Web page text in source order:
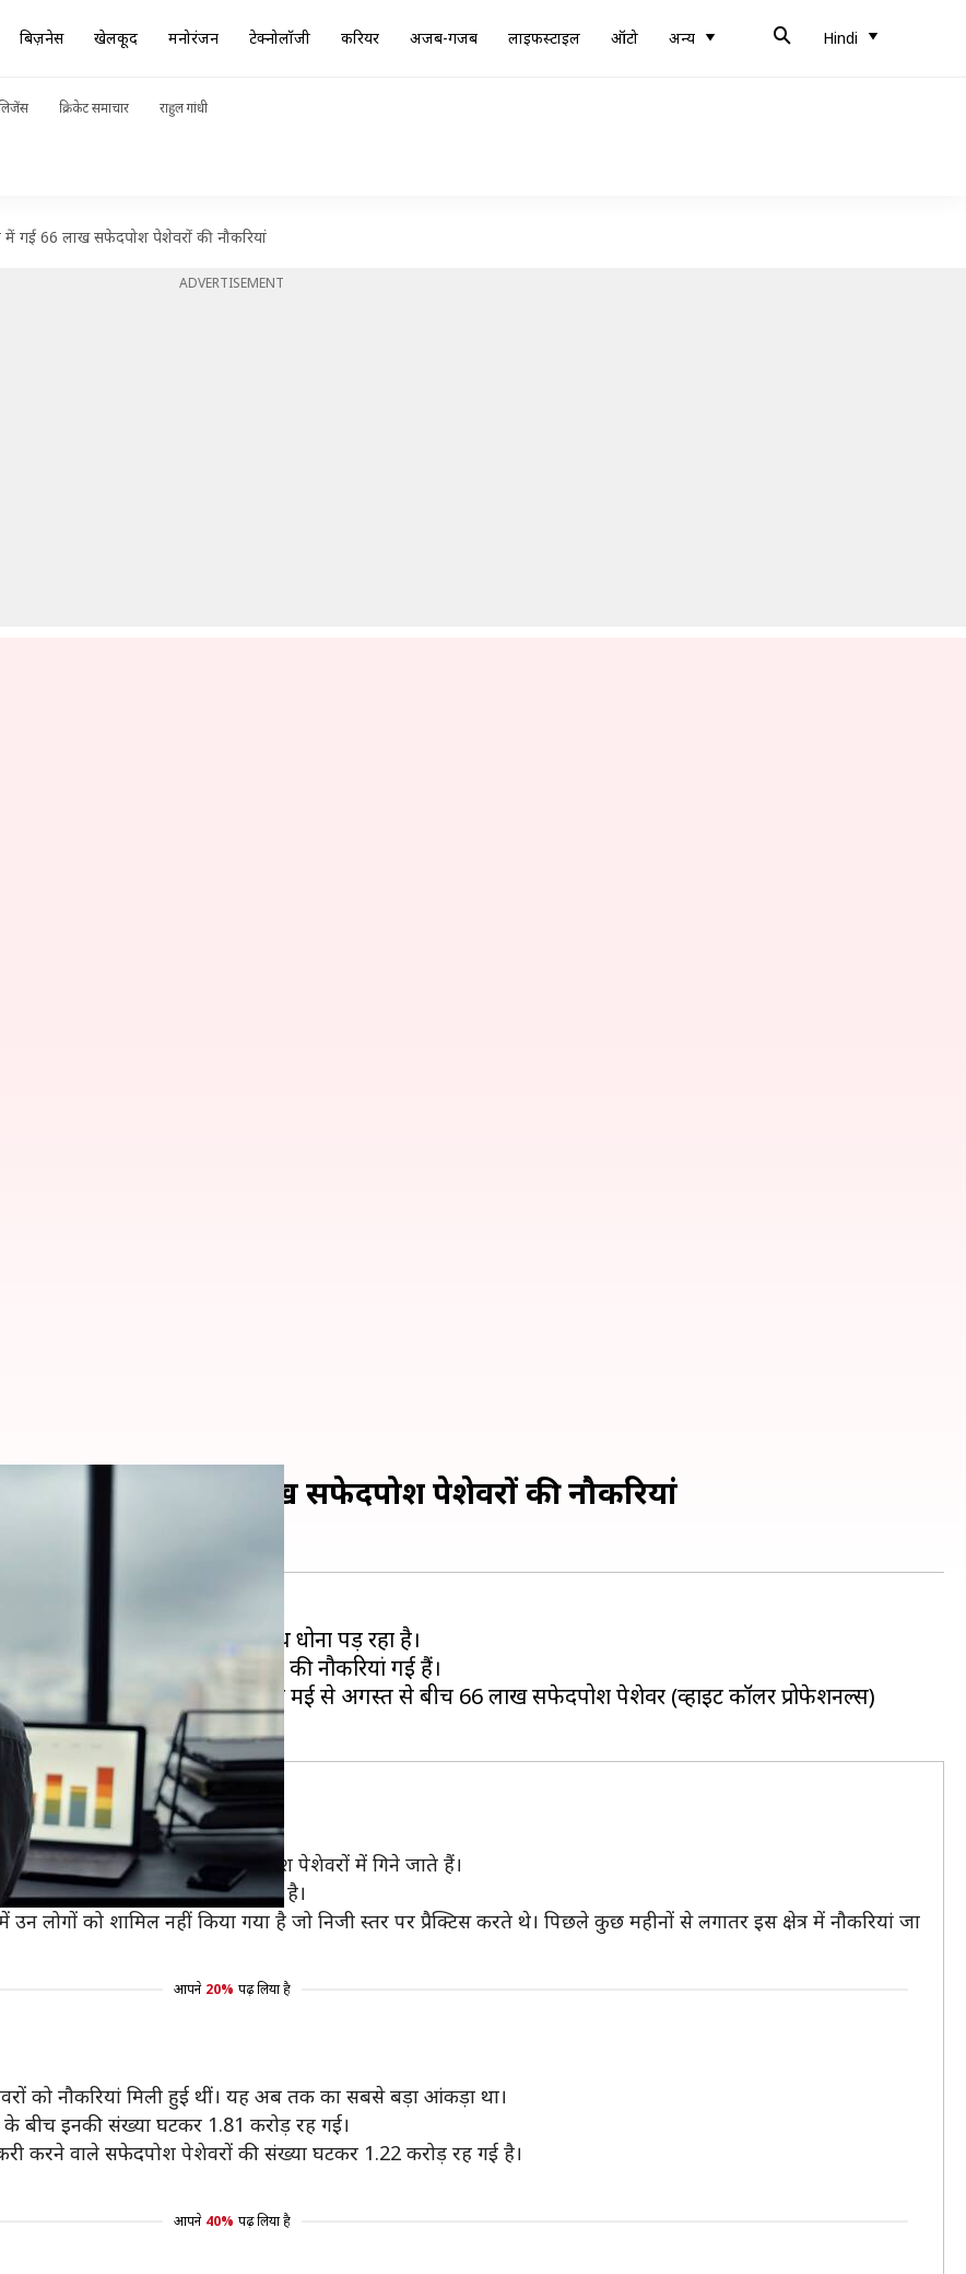
बिज़नेस खेलकूद मनोरंजन टेक्नोलॉजी करियर अजब-गजब लाइफस्टाइल ऑटो अन्य Hindi
क्रिकेट समाचार राहुल गांधी
गई 66 लाख सफेदपोश पेशेवरों की नौकरियां
ADVERTISEMENT
बीच देश में गई 66 लाख सफेदपोश पेशेवरों की नौकरियां
को भी अपनी नौकरियां से हाथ धोना पड़ रहा है।
दर तेजी से बढ़ी है और लाखों लोगों की नौकरियां गई हैं।
परिवार सर्वे में पता चला है कि मई से अगस्त से बीच 66 लाख सफेदपोश पेशेवर (व्हाइट कॉलर प्रोफेशनल्स)
का काम करने वाले लोग सफेदपोश पेशेवरों में गिने जाते हैं।
लोगों में सबसे बड़ा हिस्सा इन्हीं का है।
लोगों को शामिल नहीं किया गया है जो निजी स्तर पर प्रैक्टिस करते थे। पिछले कुछ महीनों से लगातर इस क्षेत्र में नौकरियां जा
आपने 20% पढ़ लिया है
को नौकरियां मिली हुई थीं। यह अब तक का सबसे बड़ा आंकड़ा था।
बीच इनकी संख्या घटकर 1.81 करोड़ रह गई।
करने वाले सफेदपोश पेशेवरों की संख्या घटकर 1.22 करोड़ रह गई है।
आपने 40% पढ़ लिया है